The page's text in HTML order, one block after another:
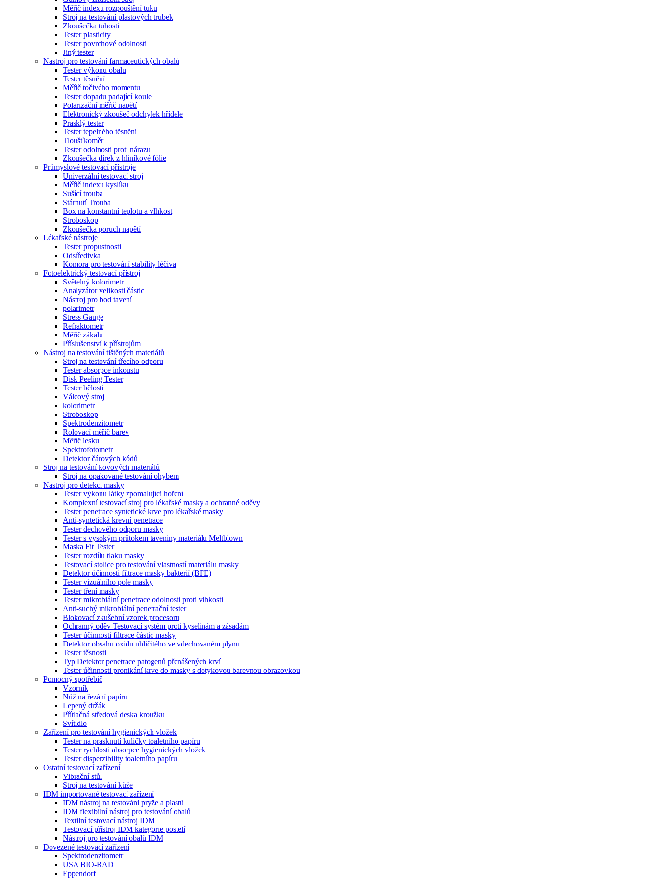
Měřič indexu rozpouštění tuku
Stroj na testování plastových trubek
Zkoušečka tuhosti
Tester plasticity
Tester povrchové odolnosti
Jiný tester
Nástroj pro testování farmaceutických obalů
Tester výkonu obalu
Tester těsnění
Měřič točivého momentu
Tester dopadu padající koule
Polarizační měřič napětí
Elektronický zkoušeč odchylek hřídele
Prasklý tester
Tester tepelného těsnění
Tloušťkoměr
Tester odolnosti proti nárazu
Zkoušečka dírek z hliníkové fólie
Průmyslové testovací přístroje
Univerzální testovací stroj
Měřič indexu kyslíku
Sušící trouba
Stárnutí Trouba
Box na konstantní teplotu a vlhkost
Stroboskop
Zkoušečka poruch napětí
Lékařské nástroje
Tester propustnosti
Odstředivka
Komora pro testování stability léčiva
Fotoelektrický testovací přístroj
Světelný kolorimetr
Analyzátor velikosti částic
Nástroj pro bod tavení
polarimetr
Stress Gauge
Refraktometr
Měřič zákalu
Příslušenství k přístrojům
Nástroj na testování tištěných materiálů
Stroj na testování třecího odporu
Tester absorpce inkoustu
Disk Peeling Tester
Tester bělosti
Válcový stroj
kolorimetr
Stroboskop
Spektrodenzitometr
Rolovací měřič barev
Měřič lesku
Spektrofotometr
Detektor čárových kódů
Stroj na testování kovových materiálů
Stroj na opakované testování ohybem
Nástroj pro detekci masky
Tester výkonu látky zpomalující hoření
Komplexní testovací stroj pro lékařské masky a ochranné oděvy
Tester penetrace syntetické krve pro lékařské masky
Anti-syntetická krevní penetrace
Tester dechového odporu masky
Tester s vysokým průtokem taveniny materiálu Meltblown
Maska Fit Tester
Tester rozdílu tlaku masky
Testovací stolice pro testování vlastností materiálu masky
Detektor účinnosti filtrace masky bakterií (BFE)
Tester vizuálního pole masky
Tester tření masky
Tester mikrobiální penetrace odolnosti proti vlhkosti
Anti-suchý mikrobiální penetrační tester
Blokovací zkušební vzorek procesoru
Ochranný oděv Testovací systém proti kyselinám a zásadám
Tester účinnosti filtrace částic masky
Detektor obsahu oxidu uhličitého ve vdechovaném plynu
Tester těsnosti
Typ Detektor penetrace patogenů přenášených krví
Tester účinnosti pronikání krve do masky s dotykovou barevnou obrazovkou
Pomocný spotřebič
Vzorník
Nůž na řezání papíru
Lepený držák
Přítlačná středová deska kroužku
Svítidlo
Zařízení pro testování hygienických vložek
Tester na prasknutí kuličky toaletního papíru
Tester rychlosti absorpce hygienických vložek
Tester disperzibility toaletního papíru
Ostatní testovací zařízení
Vibrační stůl
Stroj na testování kůže
IDM importované testovací zařízení
IDM nástroj na testování pryže a plastů
IDM flexibilní nástroj pro testování obalů
Textilní testovací nástroj IDM
Testovací přístroj IDM kategorie postelí
Nástroj pro testování obalů IDM
Dovezené testovací zařízení
Spektrodenzitometr
USA BIO-RAD
Eppendorf